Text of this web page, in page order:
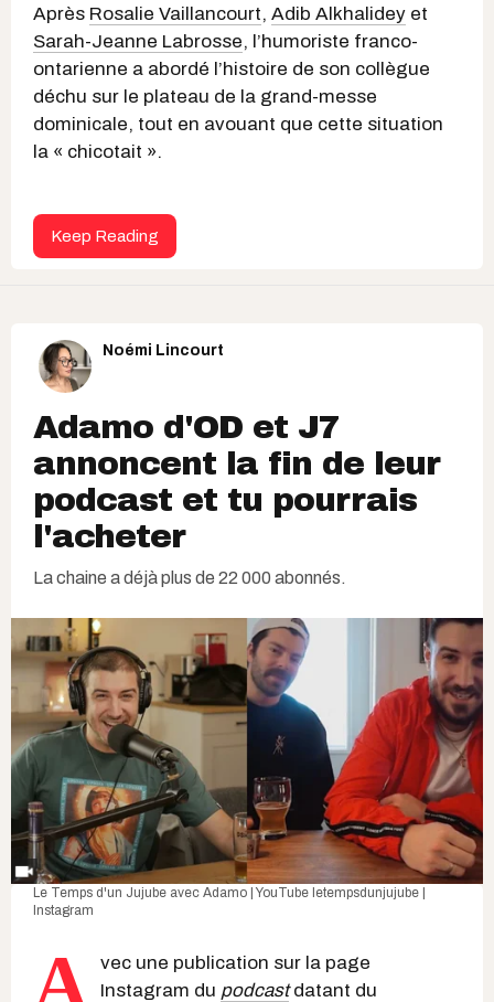
Après Rosalie Vaillancourt, Adib Alkhalidey et
Sarah-Jeanne Labrosse, l’humoriste franco-
ontarienne a abordé l’histoire de son collègue
déchu sur le plateau de la grand-messe
dominicale, tout en avouant que cette situation
la « chicotait ».
Keep Reading
Noémi Lincourt
Adamo d'OD et J7
annoncent la fin de leur
podcast et tu pourrais
l'acheter
La chaine a déjà plus de 22 000 abonnés.
Le Temps d'un Jujube avec Adamo | YouTube letempsdunjujube |
Instagram
A vec une publication sur la page
Instagram du podcastdatant du